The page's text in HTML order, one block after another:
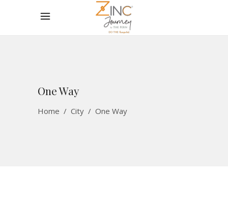
One Way
Home / City / One Way